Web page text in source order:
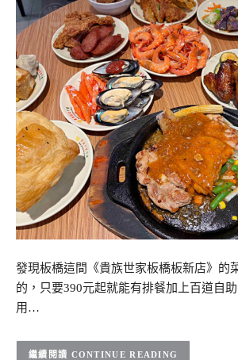
發現板橋這間《貴族世家板橋板新店》的
的，只要390元起就能有排餐加上百道自助
用…
CONTINUE READING